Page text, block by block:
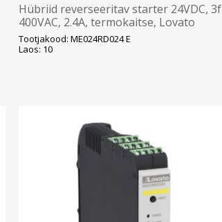
Hübriid reverseeritav starter 24VDC, 3f
400VAC, 2.4A, termokaitse, Lovato
Tootjakood: ME024RD024 E
Laos: 10